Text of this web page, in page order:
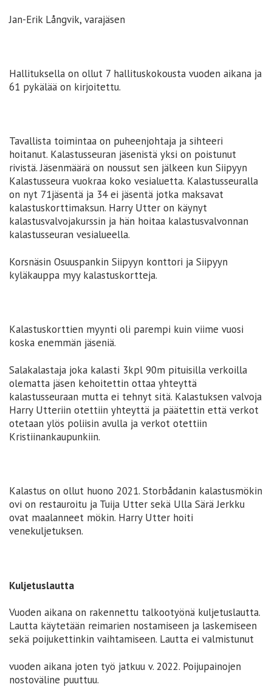
Jan-Erik Långvik, varajäsen
Hallituksella on ollut 7 hallituskokousta vuoden aikana ja
61 pykälää on kirjoitettu.
Tavallista toimintaa on puheenjohtaja ja sihteeri
hoitanut. Kalastusseuran jäsenistä yksi on poistunut
rivistä. Jäsenmäärä on noussut sen jälkeen kun Siipyyn
Kalastusseura vuokraa koko vesialuetta. Kalastusseuralla
on nyt 71jäsentä ja 34 ei jäsentä jotka maksavat
kalastuskorttimaksun. Harry Utter on käynyt
kalastusvalvojakurssin ja hän hoitaa kalastusvalvonnan
kalastusseuran vesialueella.
Korsnäsin Osuuspankin Siipyyn konttori ja Siipyyn
kyläkauppa myy kalastuskortteja.
Kalastuskorttien myynti oli parempi kuin viime vuosi
koska enemmän jäseniä.
Salakalastaja joka kalasti 3kpl 90m pituisilla verkoilla
olematta jäsen kehoitettin ottaa yhteyttä
kalastusseuraan mutta ei tehnyt sitä. Kalastuksen valvoja
Harry Utteriin otettiin yhteyttä ja päätettin että verkot
otetaan ylös poliisin avulla ja verkot otettiin
Kristiinankaupunkiin.
Kalastus on ollut huono 2021. Storbådanin kalastusmökin
ovi on restauroitu ja Tuija Utter sekä Ulla Särä Jerkku
ovat maalanneet mökin. Harry Utter hoiti
venekuljetuksen.
Kuljetuslautta
Vuoden aikana on rakennettu talkootyönä kuljetuslautta.
Lautta käytetään reimarien nostamiseen ja laskemiseen
sekä poijukettinkin vaihtamiseen. Lautta ei valmistunut
vuoden aikana joten työ jatkuu v. 2022. Poijupainojen
nostoväline puuttuu.